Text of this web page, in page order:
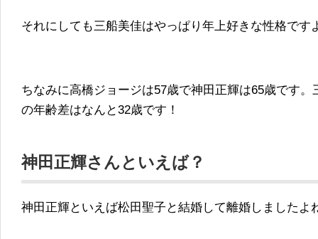
それにしても三船美佳はやっぱり年上好きな性格です
ちなみに高橋ジョージは57歳で神田正輝は65歳です
の年齢差はなんと32歳です！
神田正輝さんといえば？
神田正輝といえば松田聖子と結婚して離婚しましたよ